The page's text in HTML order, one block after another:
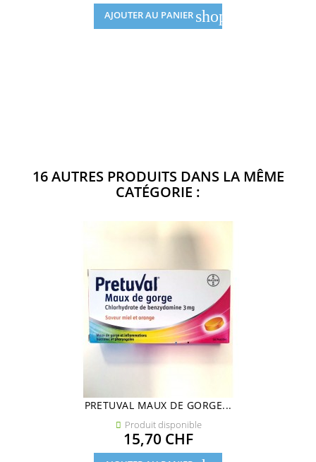
AJOUTER AU PANIER shopping_cart
16 AUTRES PRODUITS DANS LA MÊME
CATÉGORIE :
PRETUVAL MAUX DE GORGE...
 Produit disponible
Prix
15,70 CHF